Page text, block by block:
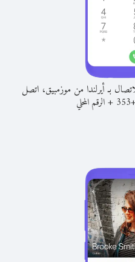
بـ أيرلندا من موزمبيق، اتصل
+
353
+الرقم المحلي